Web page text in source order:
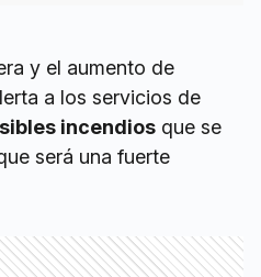
y el aumento de
a los servicios de
incendios que se
será una fuerte